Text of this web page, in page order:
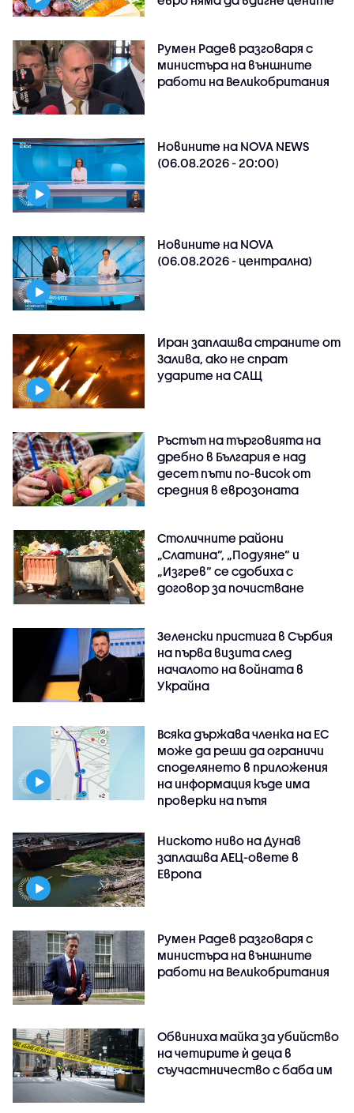
Румен Радев разговаря с
министъра на външните
работи на Великобритания
Новините на NOVA NEWS
(06.08.2026 - 20:00)
Новините на NOVA
(06.08.2026 - централна)
Иран заплашва страните от
Залива, ако не спрат
ударите на САЩ
Ръстът на търговията на
дребно в България е над
десет пъти по-висок от
средния в еврозоната
Столичните райони
„Слатина“, „Подуяне“ и
„Изгрев“ се сдобиха с
договор за почистване
Зеленски пристига в Сърбия
на първа визита след
началото на войната в
Украйна
Всяка държава членка на ЕС
може да реши да ограничи
споделянето в приложения
на информация къде има
проверки на пътя
Ниското ниво на Дунав
заплашва АЕЦ-овете в
Европа
Румен Радев разговаря с
министъра на външните
работи на Великобритания
Обвиниха майка за убийство
на четирите ѝ деца в
съучастничество с баба им